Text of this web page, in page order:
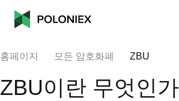
홈페이지 모든 암호화폐 ZBU
ZBU이란 무엇인가